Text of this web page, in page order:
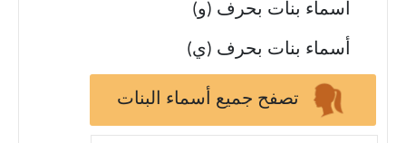
أسماء بنات بحرف (و)
أسماء بنات بحرف (ي)
تصفح جميع أسماء البنات